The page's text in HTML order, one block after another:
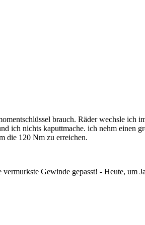
brauch. Räder wechsle ich
ich nichts kaputtmache. ich nehm einen
die 120 Nm zu erreichen.
Gewinde gepasst! - Heute, um